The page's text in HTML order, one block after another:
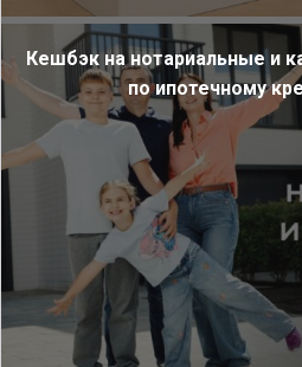
Кешбэк на нотариальные и
по ипотечному